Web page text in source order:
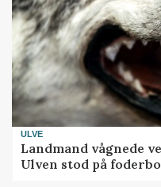
ULVE
Landmand vågnede
Ulven stod på